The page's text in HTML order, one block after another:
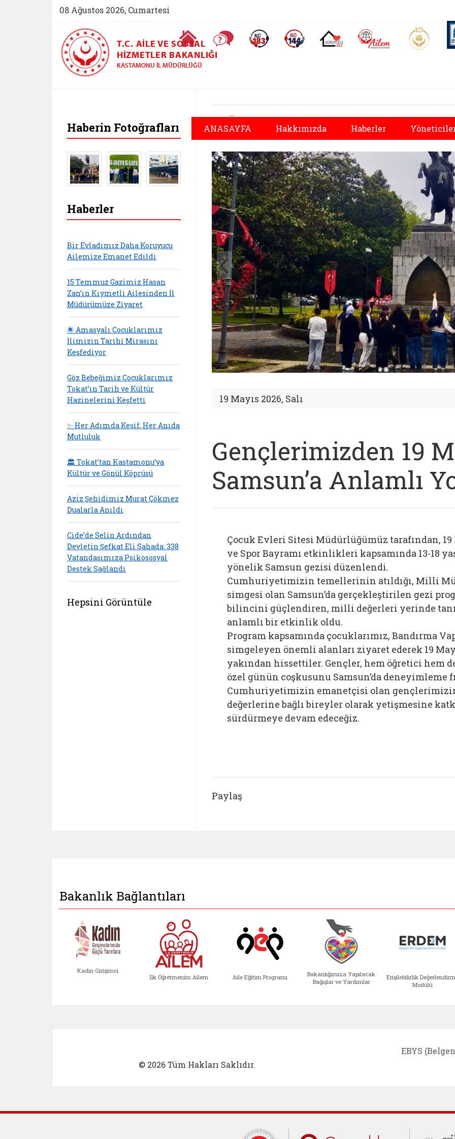
08 Ağustos 2026, Cumartesi
Ana Sayfa Sıkça Sorulan SorularAlo 183 (yeni sekmede açılır)Alo 144 (yeni sekmede açılır)Koruyucu Aile (yeni sekmede açılır)
AİLEM İletişim Aile ve
T.C. AILE VE SOSYAL
HIZMETLER BAKANLIĞI
KASTAMONU İL MÜDÜRLÜĞÜ
ANASAYFA Hakkımızda Haberler
Önceki
19 Mayıs 2026, Salı
Gençlerimizden 19
Samsun’a Anlamlı
Çocuk Evleri Sitesi Müdürlüğümüz tarafından,
ve Spor Bayramı etkinlikleri kapsamında 13-18
yönelik Samsun gezisi düzenlendi.
Cumhuriyetimizin temellerinin atıldığı, Milli
simgesi olan Samsun’da gerçekleştirilen gezi
bilincini güçlendiren, milli değerleri yerinde
anlamlı bir etkinlik oldu.
Program kapsamında çocuklarımız, Bandırma
simgeleyen önemli alanları ziyaret ederek 19
yakından hissettiler. Gençler, hem öğretici hem
özel günün coşkusunu Samsun’da deneyimleme
Cumhuriyetimizin emanetçisi olan
değerlerine bağlı bireyler olarak yetişmesine
sürdürmeye devam edeceğiz.
Paylaş
Haberin Fotoğrafları
Haberler
Bir Evladımız Daha Koruyucu
Ailemize Emanet Edildi
15 Temmuz Gazimiz Hasan
Zan’ın Kıymetli Ailesinden İl
Müdürümüze Ziyaret
🌟 Amasyalı Çocuklarımız
İlimizin Tarihi Mirasını
Keşfediyor
Göz Bebeğimiz Çocuklarımız
Tokat’ın Tarih ve Kültür
Hazinelerini Keşfetti
✨ Her Adımda Keşif, Her Anıda
Mutluluk
🏛️ Tokat’tan Kastamonu’ya
Kültür ve Gönül Köprüsü
Aziz Şehidimiz Murat Çökmez
Dualarla Anıldı
Cide’de Selin Ardından
Devletin Şefkat Eli Sahada: 338
Vatandaşımıza Psikososyal
Destek Sağlandı
Hepsini Görüntüle
Bakanlık Bağlantıları
Kadın Girişimci
İlk Öğretmenim Ailem Aile Eğitim Programı
Bakanlığımıza Yapılacak
Bağışlar ve Yardımlar
Erişilebilirlik
Modülü
© 2026 Tüm Hakları Saklıdır.
EBYS
Cumhurbaşkanlığı İletişim Merkezi
Çocuklar